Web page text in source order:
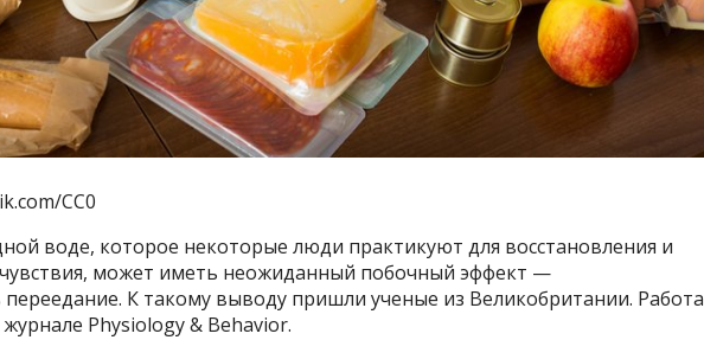
CC0
воде, которое некоторые люди практикуют для восстановления и
может иметь неожиданный побочный эффект —
К такому выводу пришли ученые из Великобритании. Работа
Physiology & Behavior.